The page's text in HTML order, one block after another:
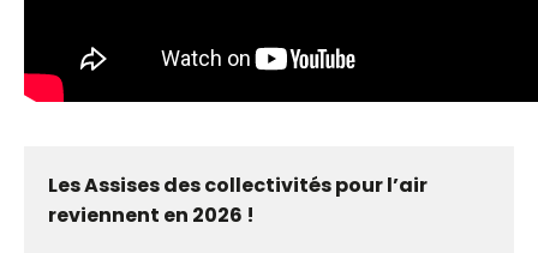
Les Assises des collectivités pour l’air
reviennent en 2026 !